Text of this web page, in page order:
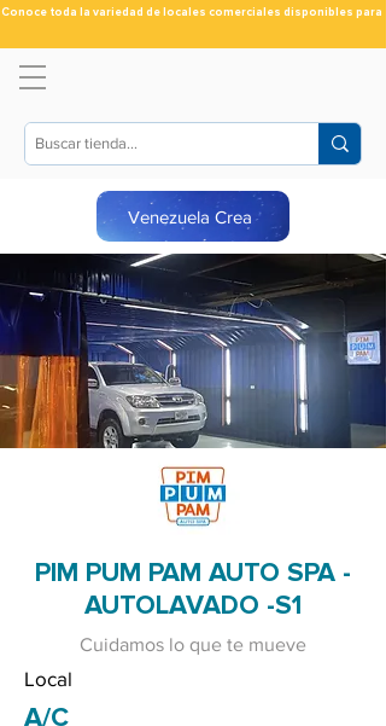
Conoce toda la variedad de locales comerciales disponibles para ti
Venezuela Crea
PIM PUM PAM AUTO SPA -
AUTOLAVADO -S1
Cuidamos lo que te mueve
Local
A/C